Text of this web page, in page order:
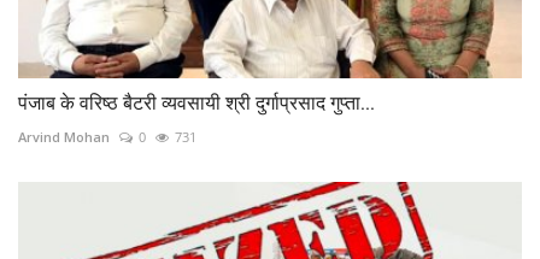
पंजाब के वरिष्ठ बैटरी व्यवसायी श्री दुर्गाप्रसाद गुप्ता...
Arvind Mohan 0 731